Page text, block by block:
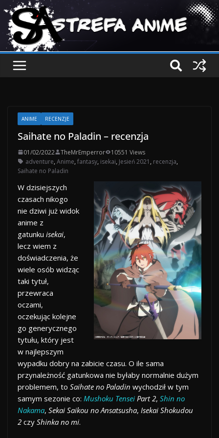
ANIME RECENZJE
Saihate no Paladin – recenzja
01/02/2022 TheMrEmperror
10551 Views
adventure, Anime, fantasy, isekai, Jesień 2021 , recenzja,
Saihate no Paladin
W dzisiejszych
czasach nikogo
nie dziwi już widok
anime z
gatunku isekai,
lecz wiem z
doświadczenia, że
wiele osób widząc
taki tytuł,
przewraca
oczami,
oczekując kolejne
go generycznego
tytułu, który jest
w najlepszym
wypadku dobry na zabicie czasu. O ile sama
przynależność gatunkowa nie byłaby normalnie dużym
problemem, to Saihate no Paladin wychodził w tym
samym sezonie co: Mushoku Tensei Part 2, Shin no
Nakama, Sekai Saikou no Ansatsusha, Isekai Shokudou
2 czy Shinka no mi.